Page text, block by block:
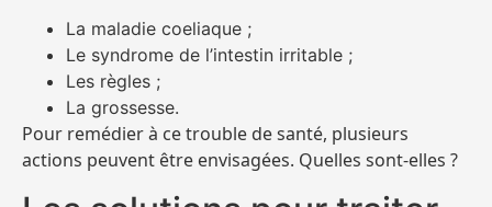
La maladie coeliaque ;
Le syndrome de l’intestin irritable ;
Les règles ;
La grossesse.
Pour remédier à ce trouble de santé, plusieurs
actions peuvent être envisagées. Quelles sont-elles ?